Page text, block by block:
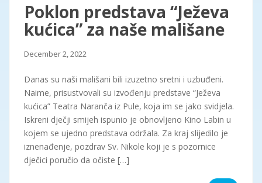
Poklon predstava “Ježeva
kućica” za naše mališane
December 2, 2022
Danas su naši mališani bili izuzetno sretni i uzbuđeni.
Naime, prisustvovali su izvođenju predstave “Ježeva
kućica” Teatra Naranča iz Pule, koja im se jako svidjela.
Iskreni dječji smijeh ispunio je obnovljeno Kino Labin u
kojem se ujedno predstava održala. Za kraj slijedilo je
iznenađenje, pozdrav Sv. Nikole koji je s pozornice
dječici poručio da očiste […]